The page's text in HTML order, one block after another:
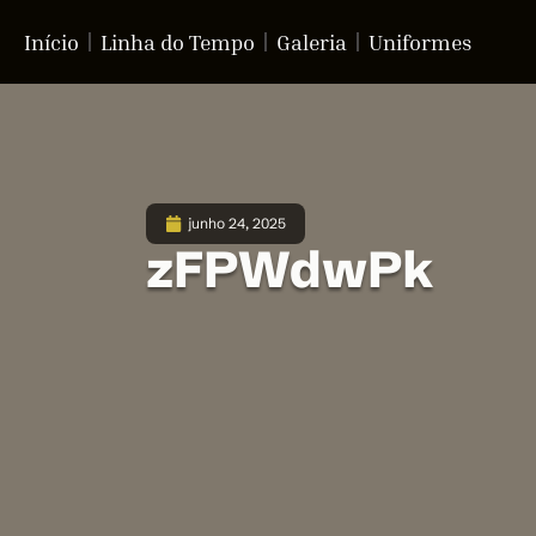
Início Linha do Tempo Galeria Uniformes
junho 24, 2025
zFPWdwPk